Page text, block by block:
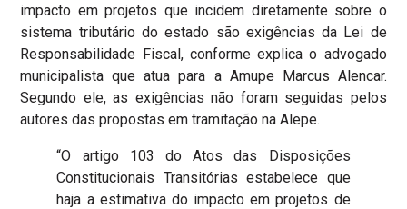
impacto em projetos que incidem diretamente sobre o
sistema tributário do estado são exigências da Lei de
Responsabilidade Fiscal, conforme explica o advogado
municipalista que atua para a Amupe Marcus Alencar.
Segundo ele, as exigências não foram seguidas pelos
autores das propostas em tramitação na Alepe.
“O artigo 103 do Atos das Disposições
Constitucionais Transitórias estabelece que
haja a estimativa do impacto em projetos de